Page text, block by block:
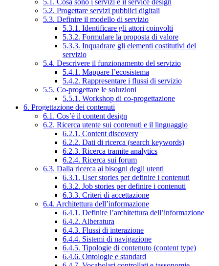
5.2. Progettare servizi pubblici digitali
5.3. Definire il modello di servizio
5.3.1. Identificare gli attori coinvolti
5.3.2. Formulare la proposta di valore
5.3.3. Inquadrare gli elementi costitutivi del
servizio
5.4. Descrivere il funzionamento del servizio
5.4.1. Mappare l’ecosistema
5.4.2. Rappresentare i flussi di servizio
5.5. Co-progettare le soluzioni
5.5.1. Workshop di co-progettazione
6. Progettazione dei contenuti
6.1. Cos’è il content design
6.2. Ricerca utente sui contenuti e il linguaggio
6.2.1. Content discovery
6.2.2. Dati di ricerca (search keywords)
6.2.3. Ricerca tramite analytics
6.2.4. Ricerca sui forum
6.3. Dalla ricerca ai bisogni degli utenti
6.3.1. User stories per definire i contenuti
6.3.2. Job stories per definire i contenuti
6.3.3. Criteri di accettazione
6.4. Architettura dell’informazione
6.4.1. Definire l’architettura dell’informazione
6.4.2. Alberatura
6.4.3. Flussi di interazione
6.4.4. Sistemi di navigazione
6.4.5. Tipologie di contenuto (content type)
6.4.6. Ontologie e standard